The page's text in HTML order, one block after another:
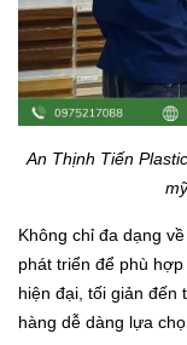
An Thịnh Tiến
Không chỉ đa dạng
phát triển để phù
hiện đại, tối giản đến
hàng dễ dàng lựa